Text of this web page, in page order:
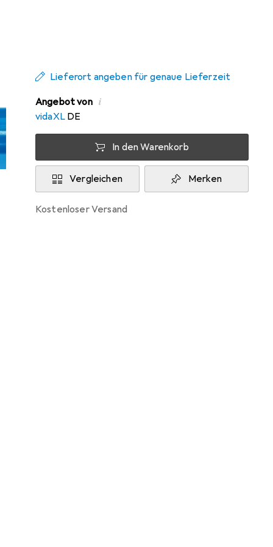
Lieferort angeben für genaue Lieferzeit
Angebot von i
vidaXL DE
In den Warenkorb
Vergleichen Merken
kostenloser Versand